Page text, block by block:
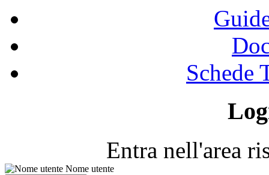
Schede
Entra nell'area
Nome utente